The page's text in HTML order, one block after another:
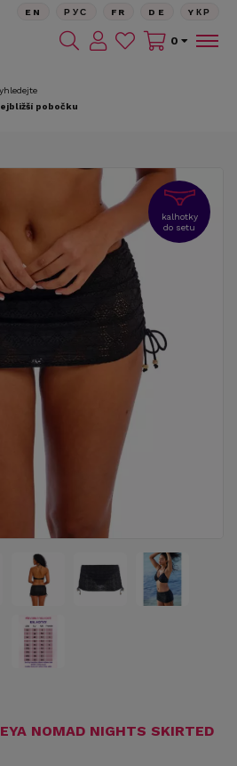
pobočku
EN РУС FR DE YКР
0
kalhotky
do setu
NOMAD NIGHTS SKIRTED